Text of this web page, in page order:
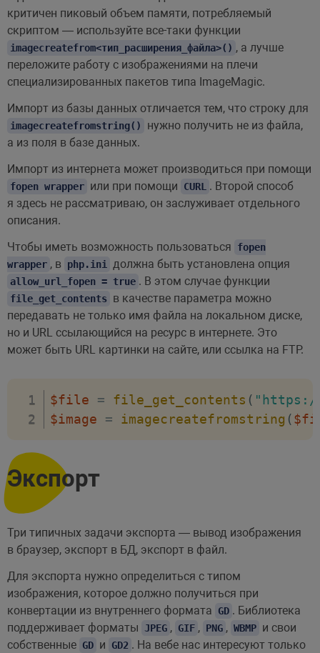
критичен пиковый объем памяти, потребляемый
скриптом — используйте все-таки функции
imagecreatefrom<тип_расширения_файла>() , а лучше
переложите работу с изображениями на плечи
специализированных пакетов типа ImageMagic.
Импорт из базы данных отличается тем, что строку для
imagecreatefromstring()
нужно получить не из файла,
а из поля в базе данных.
Импорт из интернета может производиться при помощи
fopen wrapper или при помощи CURL . Второй способ
я здесь не рассматриваю, он заслуживает отдельного
описания.
Чтобы иметь возможность пользоваться
fopen
wrapper , в php.ini должна быть установлена опция
allow_url_fopen = true . В этом случае функции
file_get_contents в качестве параметра можно
передавать не только имя файла на локальном диске,
но и URL ссылающийся на ресурс в интернете. Это
может быть URL картинки на сайте, или ссылка на FTP.
$file = file_get_contents (
$image
= imagecreatefromstring (
Экспорт
Три типичных задачи экспорта — вывод изображения
в браузер, экспорт в БД, экспорт в файл.
Для экспорта нужно определиться с типом
изображения, которое должно получиться при
конвертации из внутреннего формата
GD . Библиотека
поддерживает форматы
JPEG , GIF , PNG , WBMP и свои
собственные GD и GD2 . На вебе нас интересуют только